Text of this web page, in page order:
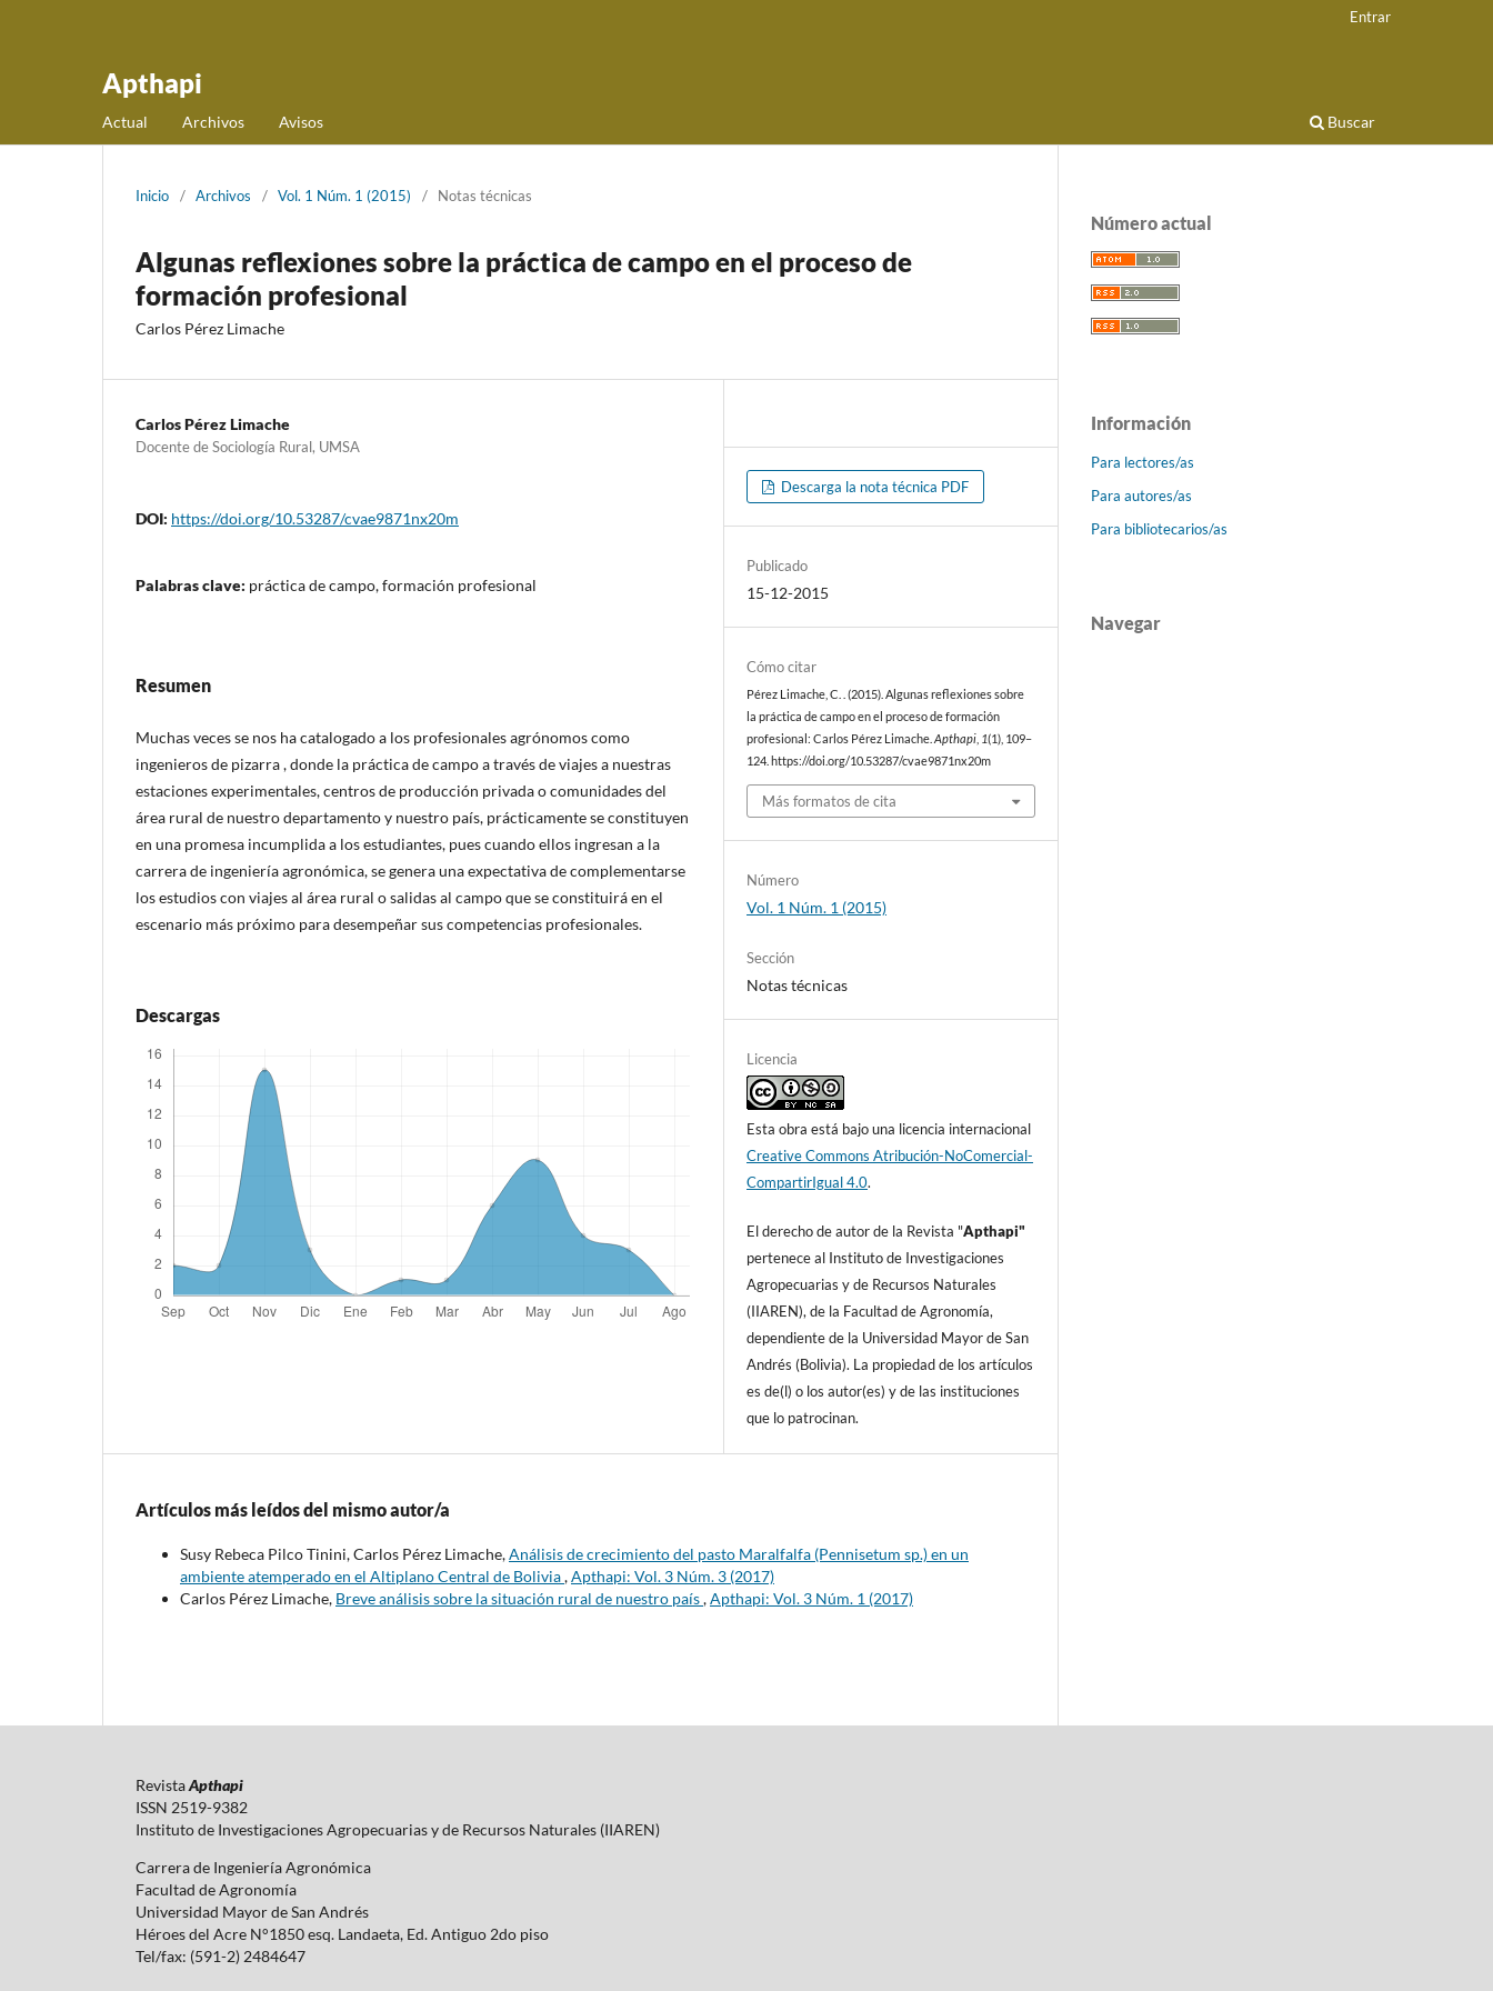
Apthapi
Actual Archivos Avisos Buscar
Entrar
Inicio / Archivos / Vol. 1 Núm. 1 (2015) / Notas técnicas
Algunas reflexiones sobre la práctica de campo en el proceso de
formación profesional
Carlos Pérez Limache
Carlos Pérez Limache
Docente de Sociología Rural, UMSA
DOI: https://doi.org/10.53287/cvae9871nx20m
Palabras clave: práctica de campo, formación profesional
Resumen
Muchas veces se nos ha catalogado a los profesionales agrónomos como
ingenieros de pizarra , donde la práctica de campo a través de viajes a nuestras
estaciones experimentales, centros de producción privada o comunidades del
área rural de nuestro departamento y nuestro país, prácticamente se constituyen
en una promesa incumplida a los estudiantes, pues cuando ellos ingresan a la
carrera de ingeniería agronómica, se genera una expectativa de complementarse
los estudios con viajes al área rural o salidas al campo que se constituirá en el
escenario más próximo para desempeñar sus competencias profesionales.
Descargas
Descarga la nota técnica PDF
Publicado
15-12-2015
Cómo citar
Pérez Limache, C. . (2015). Algunas reflexiones sobre
la práctica de campo en el proceso de formación
profesional: Carlos Pérez Limache.Apthapi 1(1), 109–
124. https://doi.org/10.53287/cvae9871nx20m
Más formatos de cita
Número
Vol. 1 Núm. 1 (2015)
Sección
Notas técnicas
Licencia
Esta obra está bajo una licencia internacional
Creative Commons Atribución-NoComercial-
CompartirIgual 4.0.
El derecho de autor de la Revista "Apthapi"
pertenece al Instituto de Investigaciones
Agropecuarias y de Recursos Naturales
(IIAREN), de la Facultad de Agronomí­a,
dependiente de la Universidad Mayor de San
Andrés (Bolivia). La propiedad de los artí­culos
es de(l) o los autor(es) y de las instituciones
que lo patrocinan.
Artículos más leídos del mismo autor/a
Susy Rebeca Pilco Tinini, Carlos Pérez Limache,Análisis de crecimiento del pasto Maralfalfa (Pennisetum sp.) en un
ambiente atemperado en el Altiplano Central de Bolivia,Apthapi: Vol. 3 Núm. 3 (2017)
Carlos Pérez Limache, Breve análisis sobre la situación rural de nuestro país,Apthapi: Vol. 3 Núm. 1 (2017)
Número actual
Información
Para lectores/as
Para autores/as
Para bibliotecarios/as
Navegar
RevistaApthapi
ISSN 2519-9382
Instituto de Investigaciones Agropecuarias y de Recursos Naturales (IIAREN)
Carrera de Ingeniería Agronómica
Facultad de Agronomía
Universidad Mayor de San Andrés
Héroes del Acre N°1850 esq. Landaeta, Ed. Antiguo 2do piso
Tel/fax: (591-2) 2484647